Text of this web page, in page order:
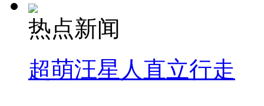
热点新闻
超萌汪星人直立行走